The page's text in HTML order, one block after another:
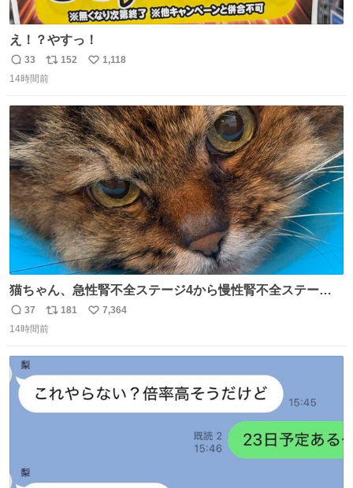
え！？やすっ！
返
信
33
リ
ポ
ト
数
152
い
数
1,118
14時間前
猫ちゃん、急性腎不全ステージ4から慢性腎不全ステージ2
になりました😭点滴も週一で大丈夫になった… このままだ
と2、3日持たないって言われたのが嘘みたい…本当に嬉し
道泣きながら歩いてたら向こうから来た人にすごい顔され
た🫠
返
信
37
リ
ポ
数
181
い
7,364
14時間前